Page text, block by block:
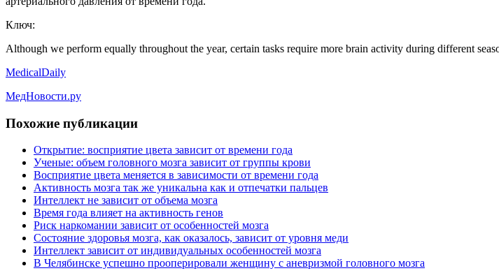
Ключ:
Although we perform equally throughout the year, certain tasks require more brain activity during different
MedicalDaily
МедНовости.ру
Похожие публикации
Открытие: восприятие цвета зависит от времени года
Ученые: объем головного мозга зависит от группы крови
Восприятие цвета меняется в зависимости от времени года
Активность мозга так же уникальна как и отпечатки пальцев
Интеллект не зависит от объема мозга
Время года влияет на активность генов
Риск наркомании зависит от особенностей мозга
Состояние здоровья мозга, как оказалось, зависит от уровня меди
Интеллект зависит от индивидуальных особенностей мозга
В Челябинске успешно прооперировали женщину с аневризмой головного мозга